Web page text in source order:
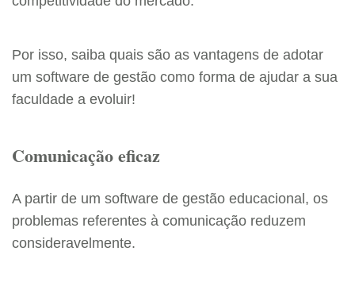
Por isso, saiba quais são as vantagens de adotar
um software de gestão como forma de ajudar a sua
faculdade a evoluir!
Comunicação eficaz
A partir de um software de gestão educacional, os
problemas referentes à comunicação reduzem
consideravelmente.